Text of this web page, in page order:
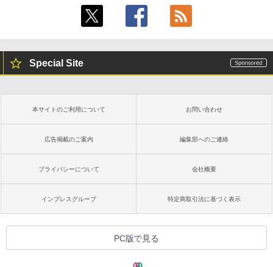
Special Site
本サイトのご利用について お問い合わせ
広告掲載のご案内 編集部へのご連絡
プライバシーについて 会社概要
インプレスグループ 特定商取引法に基づく表示
PC版で見る